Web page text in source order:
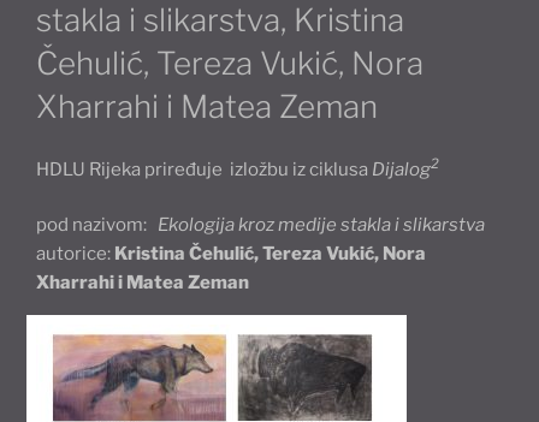
stakla i slikarstva, Kristina
Čehulić, Tereza Vukić, Nora
Xharrahi i Matea Zeman
HDLU Rijeka priređuje izložbu iz ciklusa Dijalog2
pod nazivom: Ekologija kroz medije stakla i slikarstva
autorice: Kristina Čehulić, Tereza Vukić, Nora
Xharrahi i Matea Zeman